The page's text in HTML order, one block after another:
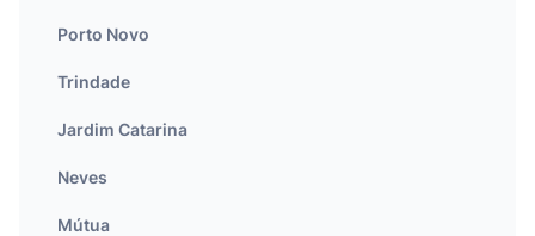
Porto Novo
Trindade
Jardim Catarina
Neves
Mútua